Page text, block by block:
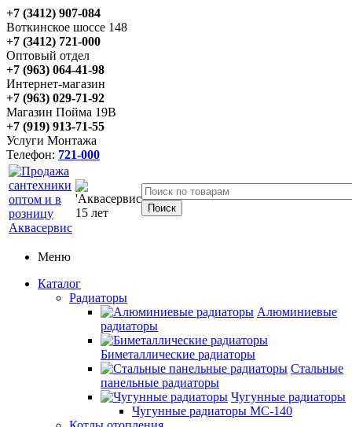
+7 (3412) 907-084
Воткинское шоссе 148
+7 (3412) 721-000
Оптовый отдел
+7 (963) 064-41-98
Интернет-магазин
+7 (963) 029-71-92
Магазин Пойма 19В
+7 (919) 913-71-55
Услуги Монтажа
Телефон: 721-000
Меню
Каталог
Радиаторы
Алюминиевые
радиаторы
Биметаллические радиаторы
Стальные
панельные радиаторы
Чугунные радиаторы
Чугунные радиаторы МС-140